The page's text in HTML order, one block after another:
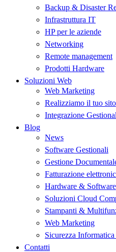
Backup & Disaster
Infrastruttura IT
HP per le aziende
Networking
Remote management
Prodotti Hardware
Soluzioni Web
Web Marketing
Realizziamo il tuo sito
Integrazione
Blog
News
Software Gestionali
Gestione
Fatturazione
Hardware & Software
Soluzioni Cloud
Stampanti &
Web Marketing
Sicurezza
Contatti